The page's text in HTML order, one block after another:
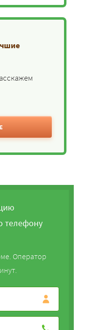
телефону
Оператор